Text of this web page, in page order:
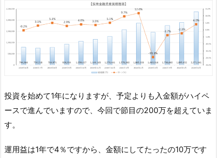
投資を始めて1年になりますが、予定よりも入金額がハイペ
ースで進んでいますので、今回で節目の200万を超えていま
す。
運用益は1年で4％ですから、金額にしてたったの10万です